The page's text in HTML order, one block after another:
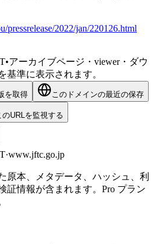
2022/jan/220126.html
•アーカイブページ・viewer・ダウ
基準に表示されます。
を取得 このドメインの最近の保存
のURLを監視する
·www.jftc.go.jp
原本、メタデータ、ハッシュ、利
証情報が含まれます。Pro プラン